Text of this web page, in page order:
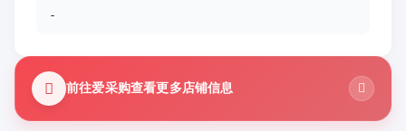
-
前往爱采购查看更多店铺信息